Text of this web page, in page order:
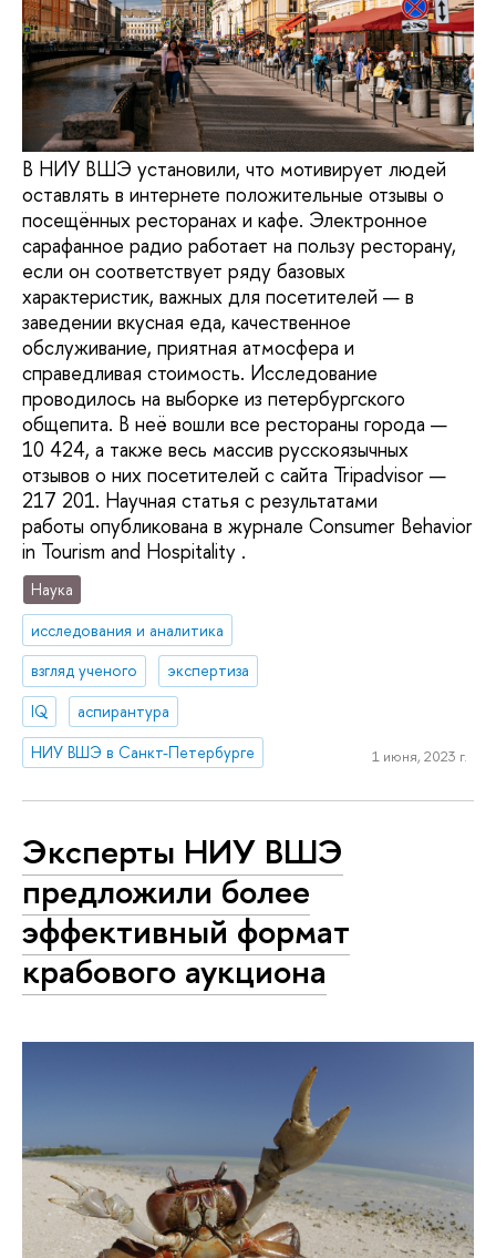
В НИУ ВШЭ установили, что мотивирует людей
оставлять в интернете положительные отзывы о
посещённых ресторанах и кафе. Электронное
сарафанное радио работает на пользу ресторану,
если он соответствует ряду базовых
характеристик, важных для посетителей — в
заведении вкусная еда, качественное
обслуживание, приятная атмосфера и
справедливая стоимость. Исследование
проводилось на выборке из петербургского
общепита. В неё вошли все рестораны города —
10 424, а также весь массив русскоязычных
отзывов о них посетителей с сайта Tripadvisor —
217 201. Научная статья с результатами
работы опубликована в журнале Consumer Behavior
in Tourism and Hospitality .
Наука
исследования и аналитика
взгляд ученого
экспертиза
IQ
аспирантура
НИУ ВШЭ в Санкт-Петербурге
1 июня, 2023 г.
Эксперты НИУ ВШЭ
предложили более
эффективный формат
крабового аукциона